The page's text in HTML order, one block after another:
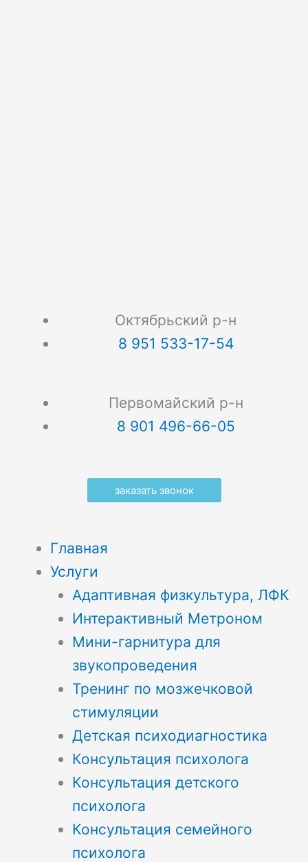
Октябрьский р-н
8 951 533-17-54
Первомайский р-н
8 901 496-66-05
заказать звонок
Главная
Услуги
Адаптивная физкультура, ЛФК
Интерактивный Метроном
Мини-гарнитура для
звукопроведения
Тренинг по мозжечковой
стимуляции
Детская психодиагностика
Консультация психолога
Консультация детского
психолога
Консультация семейного
психолога